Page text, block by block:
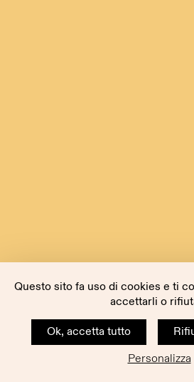
Questo sito fa uso di cookies e ti
accettarli o
Ok, accetta tutto
Personalizza